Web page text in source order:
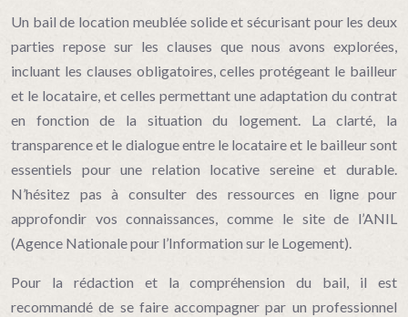
Un bail de location meublée solide et sécurisant pour les deux
parties repose sur les clauses que nous avons explorées,
incluant les clauses obligatoires, celles protégeant le bailleur
et le locataire, et celles permettant une adaptation du contrat
en fonction de la situation du logement. La clarté, la
transparence et le dialogue entre le locataire et le bailleur sont
essentiels pour une relation locative sereine et durable.
N’hésitez pas à consulter des ressources en ligne pour
approfondir vos connaissances, comme le site de l’ANIL
(Agence Nationale pour l’Information sur le Logement).
Pour la rédaction et la compréhension du bail, il est
recommandé de se faire accompagner par un professionnel